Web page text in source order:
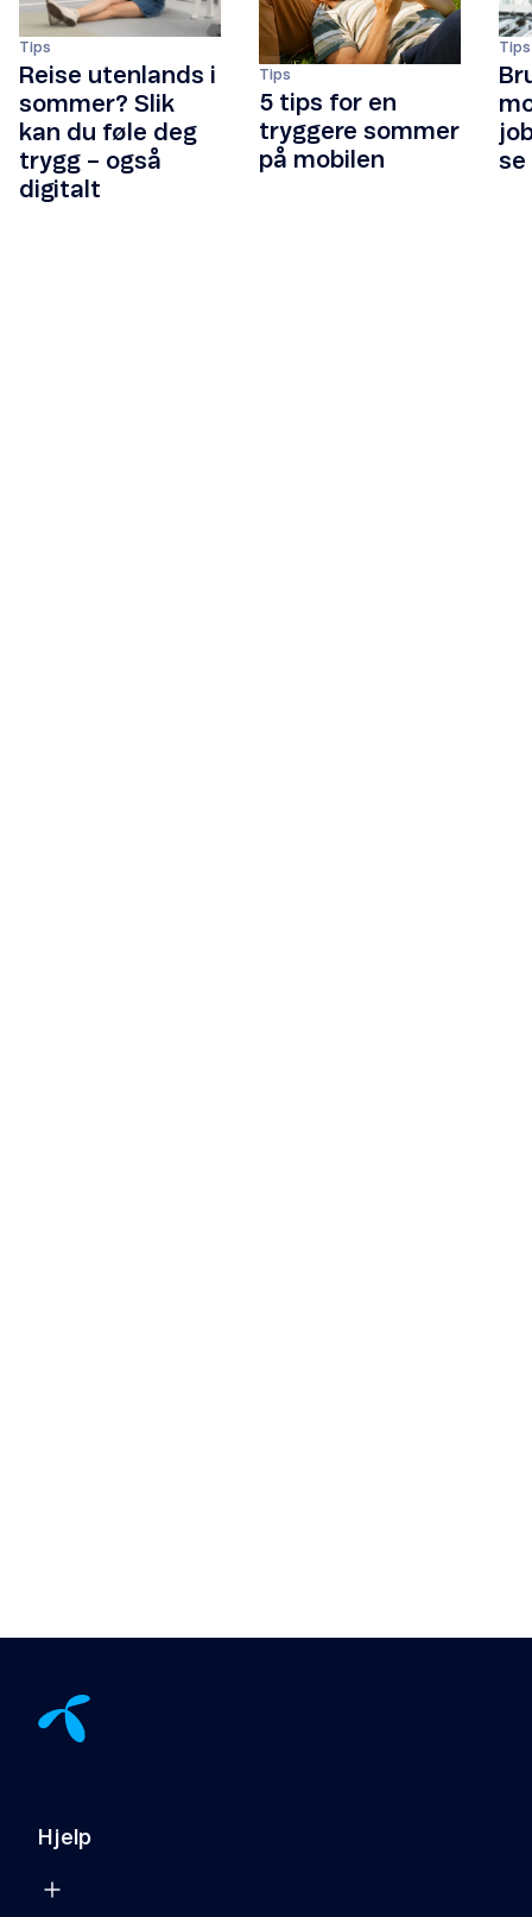
Tips
Reise utenlands i
sommer? Slik
kan du føle deg
trygg – også
digitalt
Tips
5 tips for en
tryggere sommer
på mobilen
Tips
se
Hjelp